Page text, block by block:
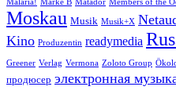
Malaria! Marke B Matador Members of the
Moskau Musik Musik+X
Kino Produzentin readymedia
Greener Verlag Vermona Zoloto Group
продюсер электронная